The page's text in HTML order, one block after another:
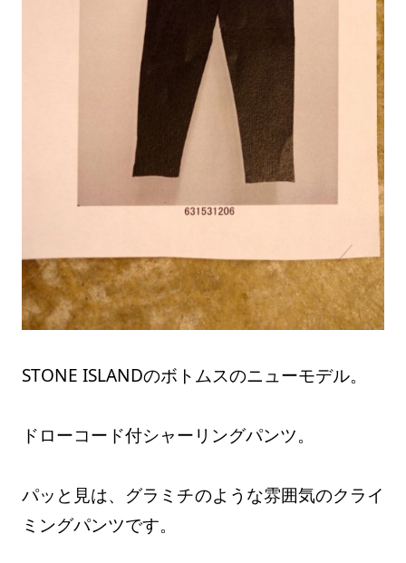
STONE ISLANDのボトムスのニューモデル。
ドローコード付シャーリングパンツ。
パッと見は、グラミチのような雰囲気のクライ
ミングパンツです。